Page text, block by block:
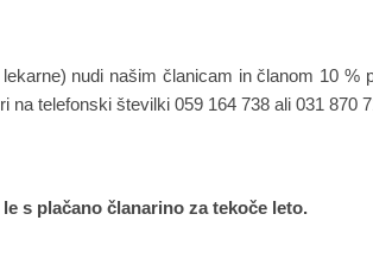
nudi našim članicam in članom 10 %
na telefonski številki 059 164 738 ali 031 870
s plačano članarino za tekoče leto.